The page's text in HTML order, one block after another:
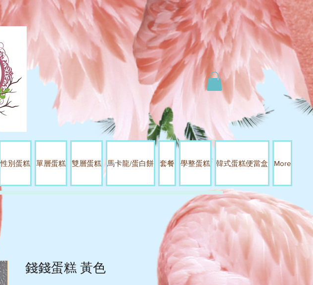
性別蛋糕 單層蛋糕 雙層蛋糕 馬卡龍/蛋白餅 套餐 學整蛋糕 韓式蛋糕便當盒 More
錢錢蛋糕 黃色